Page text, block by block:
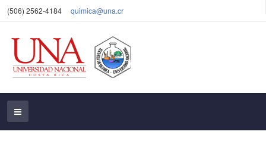
(506) 2562-4184 quimica@una.cr